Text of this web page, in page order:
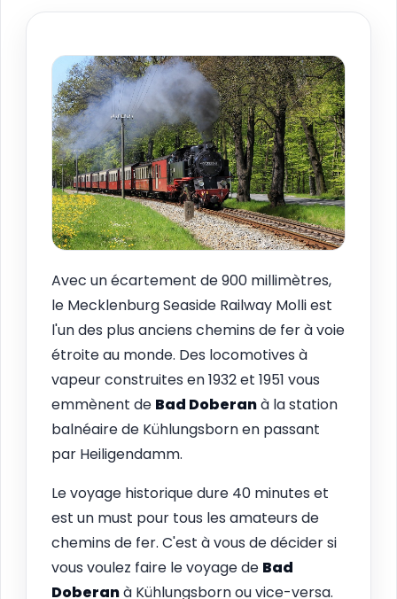
Avec un écartement de 900 millimètres,
le Mecklenburg Seaside Railway Molli est
l'un des plus anciens chemins de fer à voie
étroite au monde. Des locomotives à
vapeur construites en 1932 et 1951 vous
emmènent de Bad Doberanà la station
balnéaire de Kühlungsborn en passant
par Heiligendamm.
Le voyage historique dure 40 minutes et
est un must pour tous les amateurs de
chemins de fer. C'est à vous de décider si
vous voulez faire le voyage de Bad
Doberanà Kühlungsborn ou vice-versa.